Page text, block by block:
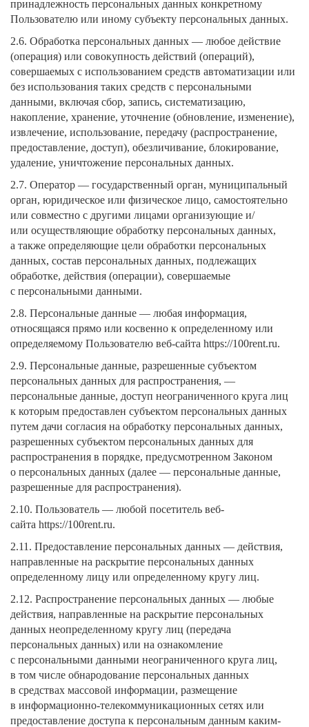
принадлежность персональных данных конкретному
Пользователю или иному субъекту персональных данных.
2.6. Обработка персональных данных — любое действие
(операция) или совокупность действий (операций),
совершаемых с использованием средств автоматизации или
без использования таких средств с персональными
данными, включая сбор, запись, систематизацию,
накопление, хранение, уточнение (обновление, изменение),
извлечение, использование, передачу (распространение,
предоставление, доступ), обезличивание, блокирование,
удаление, уничтожение персональных данных.
2.7. Оператор — государственный орган, муниципальный
орган, юридическое или физическое лицо, самостоятельно
или совместно с другими лицами организующие и/
или осуществляющие обработку персональных данных,
а также определяющие цели обработки персональных
данных, состав персональных данных, подлежащих
обработке, действия (операции), совершаемые
с персональными данными.
2.8. Персональные данные — любая информация,
относящаяся прямо или косвенно к определенному или
определяемому Пользователю веб-сайта https://100rent.ru.
2.9. Персональные данные, разрешенные субъектом
персональных данных для распространения, —
персональные данные, доступ неограниченного круга лиц
к которым предоставлен субъектом персональных данных
путем дачи согласия на обработку персональных данных,
разрешенных субъектом персональных данных для
распространения в порядке, предусмотренном Законом
о персональных данных (далее — персональные данные,
разрешенные для распространения).
2.10. Пользователь — любой посетитель веб-
сайта https://100rent.ru.
2.11. Предоставление персональных данных — действия,
направленные на раскрытие персональных данных
определенному лицу или определенному кругу лиц.
2.12. Распространение персональных данных — любые
действия, направленные на раскрытие персональных
данных неопределенному кругу лиц (передача
персональных данных) или на ознакомление
с персональными данными неограниченного круга лиц,
в том числе обнародование персональных данных
в средствах массовой информации, размещение
в информационно-телекоммуникационных сетях или
предоставление доступа к персональным данным каким-